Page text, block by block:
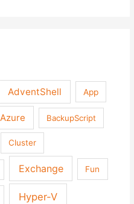
AdventShell App
Azure BackupScript
Cluster
Exchange Fun
Hyper-V